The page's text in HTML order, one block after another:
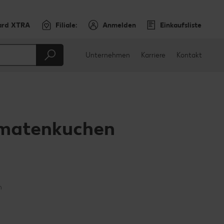
XTRA Filiale: Anmelden Einkaufsliste
Unternehmen Karriere Kontakt